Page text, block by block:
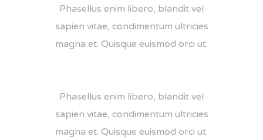
Phasellus enim libero, blandit vel
sapien vitae, condimentum ultricies
magna et. Quisque euismod orci ut.
Phasellus enim libero, blandit vel
sapien vitae, condimentum ultricies
magna et. Quisque euismod orci ut.